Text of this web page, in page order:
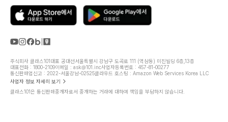
주식회사 클래스101대표 공대선서울특별시 강남구 도곡로 111 (역삼동) 미진빌딩 6층,13층
대표전화 : 1800-2109이메일 : ask@101.inc사업자등록번호 : 457-81-00277
통신판매업신고 : 2022-서울강남-02525클라우드 호스팅 : Amazon Web Services Korea LLC
사업자 정보 자세히 보기
클래스101은 통신판매중개자로서 중개하는 거래에 대하여 책임을 부담하지 않습니다.